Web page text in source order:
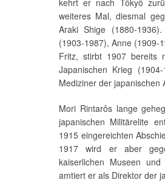
kehrt er nach Tôkyô
weiteres Mal, diesmal
Araki Shige (1880-
(1903-1987), Anne (1909-
Fritz, stirbt 1907 bereits
Japanischen Krieg
Mediziner der japanischen
Mori Rintarôs lange
japanischen Militärelite
1915 eingereichten
1917 wird er aber
kaiserlichen Museen
amtiert er als Direktor der